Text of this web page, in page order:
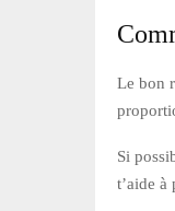
Le bon
Si
t’aide